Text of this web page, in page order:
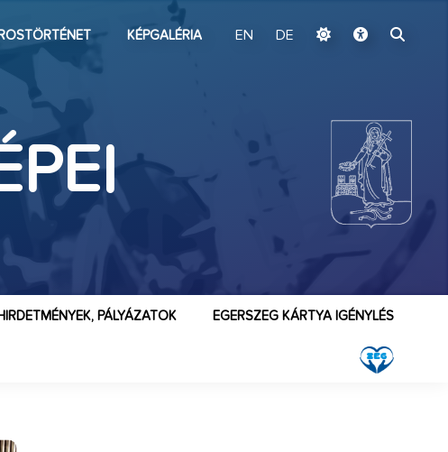
KÉPGALÉRIA EN DE
EGERSZEG KÁRTYA IGÉNYLÉS
PÁLYÁZATOK